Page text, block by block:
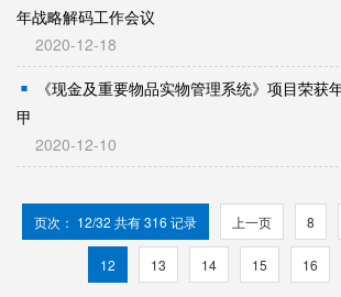
年战略解码工作会议
2020-12-18
《现金及重要物品实物管理系统》项目荣获
甲
2020-12-10
页次： 12/32 共有 316 记录 上一页 8
12 13 14 15 16